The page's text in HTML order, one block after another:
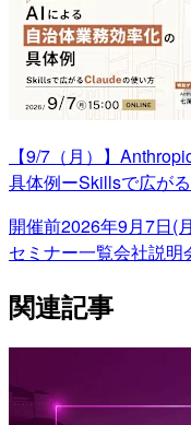
【9/7（月）】
具体例ーSkillsで広が
開催前2026年9月7日(
セミナー一覧会社説明
関連記事